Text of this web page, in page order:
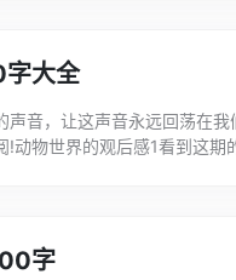
大全
声音，让这声音永远回荡在我
动物世界的观后感1看到这期
字